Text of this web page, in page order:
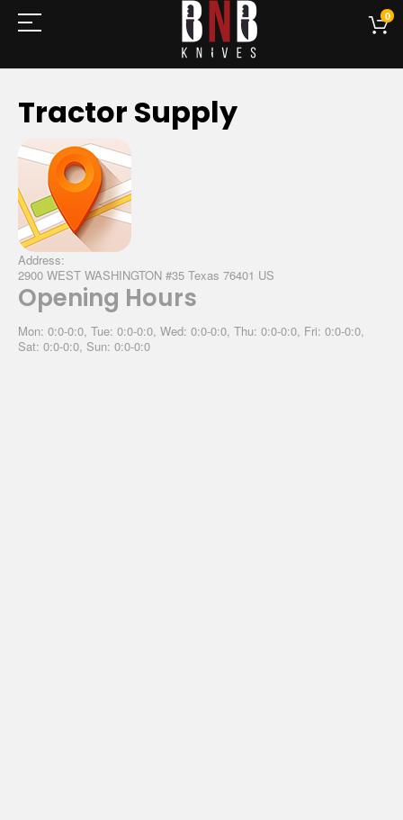
0
Tractor Supply
Address:
2900 WEST WASHINGTON #35 Texas 76401 US
Opening Hours
Mon: 0:0-0:0, Tue: 0:0-0:0, Wed: 0:0-0:0, Thu: 0:0-0:0, Fri: 0:0-0:0,
Sat: 0:0-0:0, Sun: 0:0-0:0